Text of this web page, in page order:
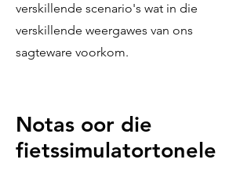
verskillende scenario's wat in die
verskillende weergawes van ons
sagteware voorkom.
Notas oor die
fietssimulatortonele